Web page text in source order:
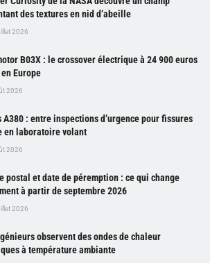
des textures en nid d’abeille
2026
B03X : le crossover électrique à 24 900 euros
Europe
2026
A380 : entre inspections d’urgence pour fissures
en laboratoire volant
2026
postal et date de péremption : ce qui change
à partir de septembre 2026
2026
observent des ondes de chaleur
à température ambiante